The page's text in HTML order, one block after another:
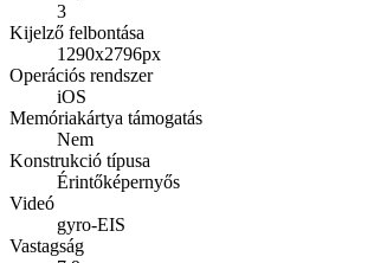
3
Kijelző felbontása
1290x2796px
Operációs rendszer
iOS
Memóriakártya támogatás
Nem
Konstrukció típusa
Érintőképernyős
Videó
gyro-EIS
Vastagság